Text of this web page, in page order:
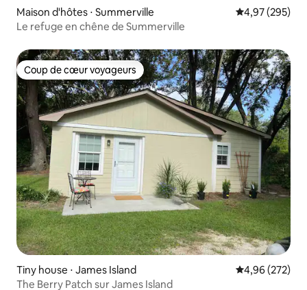
Maison d'hôtes ⋅ Summerville Évaluation
4,97 (295)
Le refuge en chêne de Summerville
Coup de cœur voyageurs
Coup de cœur voyageurs
Tiny house ⋅ James Island Évaluation
4,96 (272)
The Berry Patch sur James Island